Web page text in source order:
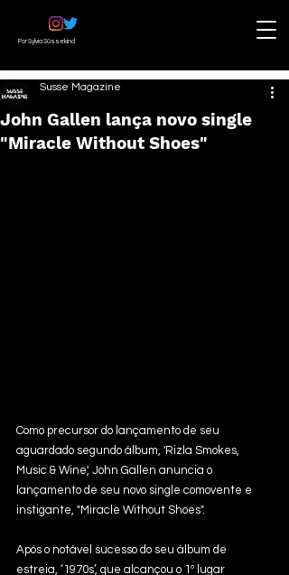
Por Sylvia Süssekind
John Gallen lança novo single
"Miracle Without Shoes"
Susse Magazine
Como precursor do lançamento de seu
aguardado segundo álbum, 'Rizla Smokes,
Music & Wine', John Gallen anuncia o
lançamento de seu novo single comovente e
instigante, "Miracle Without Shoes".
Após o notável sucesso do seu álbum de
estreia, ‘1970s’, que alcançou o 1º lugar